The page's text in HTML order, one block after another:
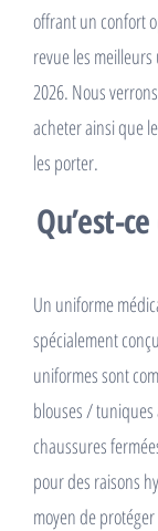
offrant un confort
revue les
2026. Nous
acheter ainsi que
les porter.
Qu’est-
Un uniforme
spécialement
uniformes sont
blouses / tuniques
chaussures
pour des raisons
moyen de